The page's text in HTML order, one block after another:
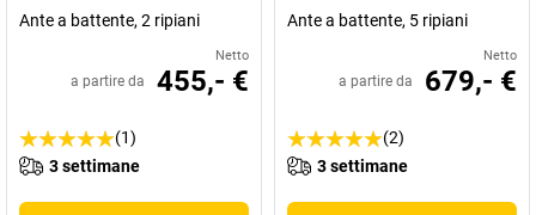
Ante a battente, 2 ripiani
Netto
a partire da 455,- €
(1)
3 settimane
Ante a battente, 5 ripiani
Netto
a partire da 679,- €
(2)
3 settimane